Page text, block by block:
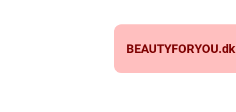
BEAUTYFORYOU.dk